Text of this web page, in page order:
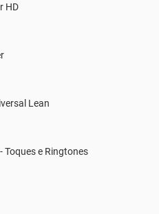
HD
Lean
Toques e Ringtones